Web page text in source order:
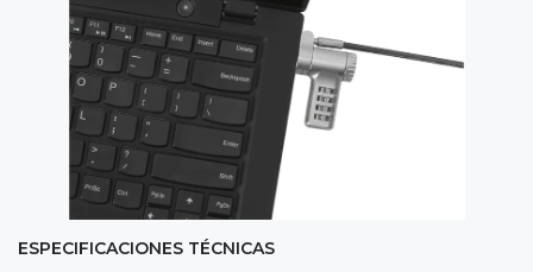
ESPECIFICACIONES TÉCNICAS